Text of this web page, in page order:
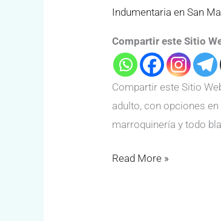
Indumentaria en San
Compartir este Sitio
Compartir este Sitio
adulto, con opciones
marroquinería y todo
Read More »